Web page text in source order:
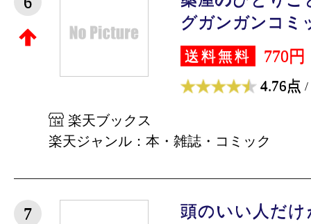
グガンガンコミ
送料無料 770円
4.76点 /
楽天ブックス
楽天ジャンル：本・雑誌・コミック
7
頭のいい人だ